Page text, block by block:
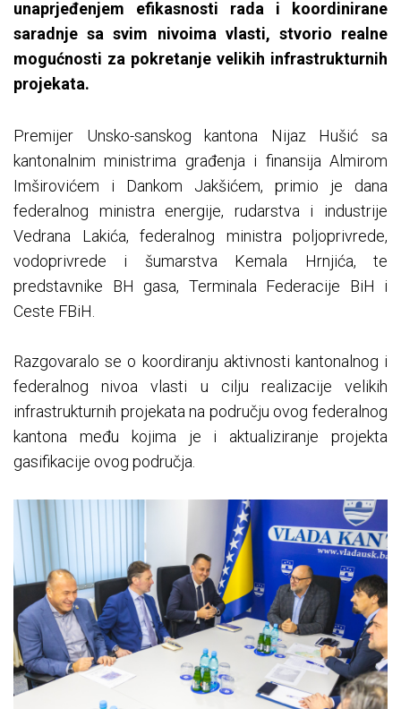
unaprjeđenjem efikasnosti rada i koordinirane
saradnje sa svim nivoima vlasti, stvorio realne
mogućnosti za pokretanje velikih infrastrukturnih
projekata.
Premijer Unsko-sanskog kantona Nijaz Hušić sa
kantonalnim ministrima građenja i finansija Almirom
Imširovićem i Dankom Jakšićem, primio je dana
federalnog ministra energije, rudarstva i industrije
Vedrana Lakića, federalnog ministra poljoprivrede,
vodoprivrede i šumarstva Kemala Hrnjića, te
predstavnike BH gasa, Terminala Federacije BiH i
Ceste FBiH.
Razgovaralo se o koordiranju aktivnosti kantonalnog i
federalnog nivoa vlasti u cilju realizacije velikih
infrastrukturnih projekata na području ovog federalnog
kantona među kojima je i aktualiziranje projekta
gasifikacije ovog područja.